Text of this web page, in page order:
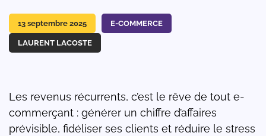
LAURENT LACOSTE
E-COMMERCE
13 septembre 2025
Les revenus récurrents, c’est le rêve de tout e-
commerçant : générer un chiffre d’affaires
prévisible, fidéliser ses clients et réduire le stress